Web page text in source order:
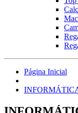
Página Inicial